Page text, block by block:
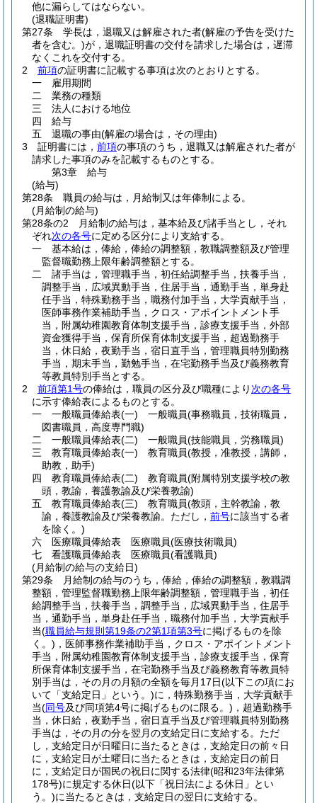
他に漏らしてはならない。
(退職証明書)
第27条
学長は，退職又は解雇された者(解雇の予告を受けた
者を含む。)が，退職証明書の交付を請求した場合は，遅滞
なくこれを交付する。
2
前項の証明書に記載する事項は次のとおりとする。
一
雇用期間
二
業務の種類
三
法人における地位
四
給与
五
退職の事由(解雇の場合は，その理由)
3
証明書には， 前項の事項のうち，退職又は解雇された者が
請求した事項のみを記載するものとする。
第3章
給与
(給与)
第28条
職員の給与は，月給制又は年俸制による。
(月給制の給与)
第28条の2
月給制の給与は，基本給及び諸手当とし，それ
ぞれ次の各号に定める区分により支給する。
一
基本給は，俸給，俸給の調整額，教職調整額及び管理
監督職勤務上限年齢調整額とする。
二
諸手当は，管理職手当，初任給調整手当，扶養手当，
調整手当，広域異動手当，住居手当，通勤手当，単身赴
任手当，特殊勤務手当，職務付加手当，大学貢献手当，
医師事務作業補助手当，クロス・アポイントメント手
当，附属幼稚園教育体制支援手当，診療支援手当，外部
資金獲得手当，保育所保育体制支援手当，超過勤務手
当，休日給，夜勤手当，宿日直手当，管理職員特別勤務
手当，期末手当，勤勉手当，在宅勤務手当及び義務教育
等教員特別手当とする。
2
前項第1号の俸給は，職員の区分及び職種により 次の各号
に示す俸給表によるものとする。
一
一般職員俸給表(一) 一般職員(事務職員，技術職員，
図書職員，高度専門職)
二
一般職員俸給表(二) 一般職員(技能職員，労務職員)
三
教育職員俸給表(一) 教育職員(教授，准教授，講師，
助教，助手)
四
教育職員俸給表(二) 教育職員(附属特別支援学校の教
頭，教諭，養護教諭及び栄養教諭)
五
教育職員俸給表(三) 教育職員(教頭，主幹教諭，教
諭，養護教諭及び栄養教諭。ただし， 前号に該当する者
を除く。)
六
医療職員俸給表 医療職員(医療技術職員)
七
看護職員俸給表 医療職員(看護職員)
(月給制の給与の支給日)
第29条
月給制の給与のうち，俸給，俸給の調整額，教職調
整額，管理監督職勤務上限年齢調整額，管理職手当，初任
給調整手当，扶養手当，調整手当，広域異動手当，住居手
当，通勤手当，単身赴任手当，職務付加手当，大学貢献手
当(職員給与規則第19条の2第1項第3号に掲げるものを除
く。) ，医師事務作業補助手当，クロス・アポイントメント
手当，附属幼稚園教育体制支援手当，診療支援手当，保育
所保育体制支援手当，在宅勤務手当及び義務教育等教員特
別手当は，その月の月額の全額を毎月17日(以下この項にお
いて「支給定日」という。)に，特殊勤務手当，大学貢献手
当(同号及び同項第4号に掲げるものに限る。) ，超過勤務手
当，休日給，夜勤手当，宿日直手当及び管理職員特別勤務
手当は，その月の分を翌月の支給定日に支給する。 ただ
し，支給定日が日曜日に当たるときは，支給定日の前々日
に，支給定日が土曜日に当たるときは，支給定日の前日
に，支給定日が国民の祝日に関する法律(昭和23年法律第
178号)に規定する休日(以下「祝日法による休日」とい
う。)に当たるときは，支給定日の翌日に支給する。